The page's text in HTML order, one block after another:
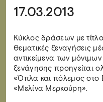
17.03.2013
Κύκλος δράσεων με
Θεματικές ξεναγήσεις
αντικείμενα των
ξενάγησης προηγείται
«Όπλα και πόλεμος στο
«Μελίνα Μερκούρη».